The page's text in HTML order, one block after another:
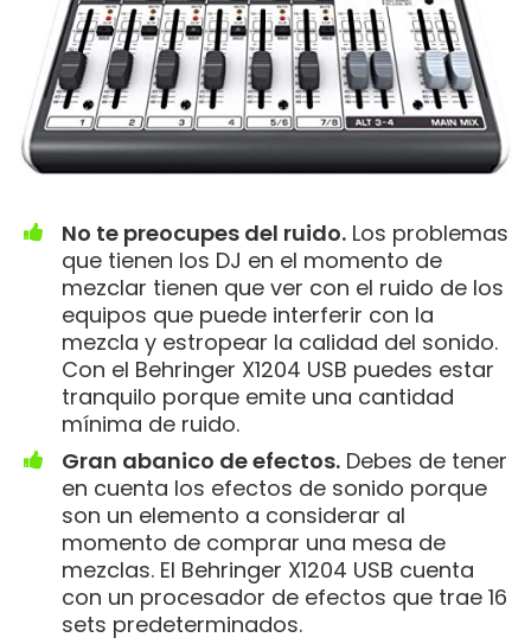
No te preocupes del ruido. Los problemas
que tienen los DJ en el momento de
mezclar tienen que ver con el ruido de los
equipos que puede interferir con la
mezcla y estropear la calidad del sonido.
Con el Behringer X1204 USB puedes estar
tranquilo porque emite una cantidad
mínima de ruido.
Gran abanico de efectos. Debes de tener
en cuenta los efectos de sonido porque
son un elemento a considerar al
momento de comprar una mesa de
mezclas. El Behringer X1204 USB cuenta
con un procesador de efectos que trae 16
sets predeterminados.